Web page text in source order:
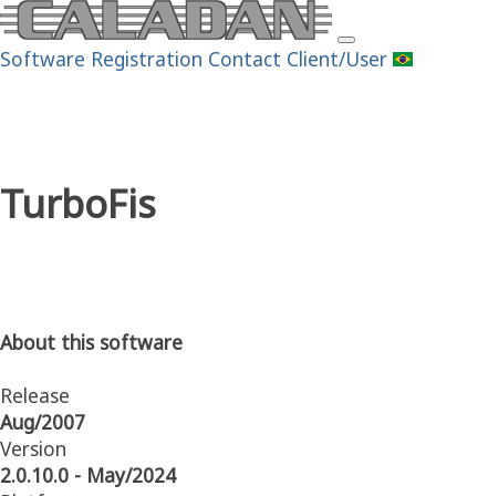
Software Registration Contact Client/User
TurboFis
About this software
Release
Aug/2007
Version
2.0.10.0 - May/2024